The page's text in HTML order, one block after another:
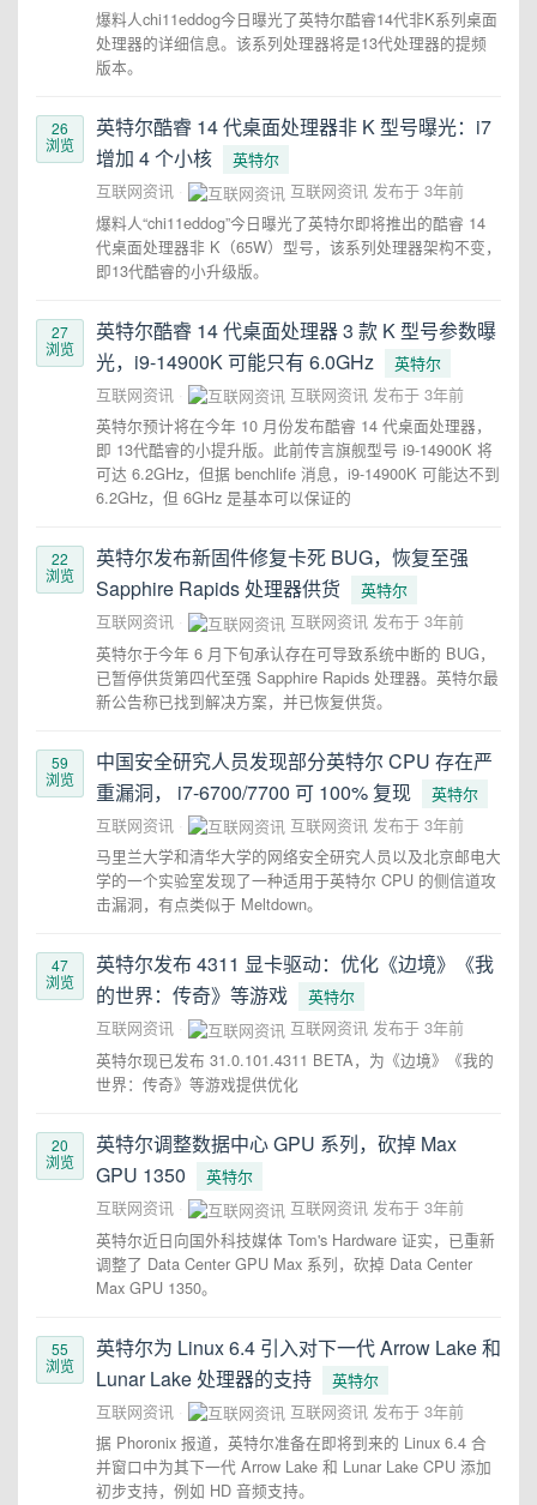
爆料人chi11eddog今日曝光了英特尔酷睿14代非K系列桌面
处理器的详细信息。该系列处理器将是13代处理器的提频
版本。
26
浏览
英特尔酷睿 14 代桌面处理器非 K 型号曝光：i7
增加 4 个小核
英特尔
互联网资讯
互联网资讯 发布于 3年前
爆料人“chi11eddog”今日曝光了英特尔即将推出的酷睿 14
代桌面处理器非 K（65W）型号，该系列处理器架构不变，
即13代酷睿的小升级版。
27
浏览
英特尔酷睿 14 代桌面处理器 3 款 K 型号参数曝
光，i9-14900K 可能只有 6.0GHz
英特尔
互联网资讯
互联网资讯 发布于 3年前
英特尔预计将在今年 10 月份发布酷睿 14 代桌面处理器，
即 13代酷睿的小提升版。此前传言旗舰型号 i9-14900K 将
可达 6.2GHz，但据 benchlife 消息，i9-14900K 可能达不到
6.2GHz，但 6GHz 是基本可以保证的
22
浏览
英特尔发布新固件修复卡死 BUG，恢复至强
Sapphire Rapids 处理器供货
英特尔
互联网资讯
互联网资讯 发布于 3年前
英特尔于今年 6 月下旬承认存在可导致系统中断的 BUG，
已暂停供货第四代至强 Sapphire Rapids 处理器。英特尔最
新公告称已找到解决方案，并已恢复供货。
59
浏览
中国安全研究人员发现部分英特尔 CPU 存在严
重漏洞， i7-6700/7700 可 100% 复现
英特尔
互联网资讯
互联网资讯 发布于 3年前
马里兰大学和清华大学的网络安全研究人员以及北京邮电大
学的一个实验室发现了一种适用于英特尔 CPU 的侧信道攻
击漏洞，有点类似于 Meltdown。
47
浏览
英特尔发布 4311 显卡驱动：优化《边境》《我
的世界：传奇》等游戏
英特尔
互联网资讯
互联网资讯 发布于 3年前
英特尔现已发布 31.0.101.4311 BETA，为《边境》《我的
世界：传奇》等游戏提供优化
20
浏览
英特尔调整数据中心 GPU 系列，砍掉 Max
GPU 1350
英特尔
互联网资讯
互联网资讯 发布于 3年前
英特尔近日向国外科技媒体 Tom's Hardware 证实，已重新
调整了 Data Center GPU Max 系列，砍掉 Data Center
Max GPU 1350。
55
浏览
英特尔为 Linux 6.4 引入对下一代 Arrow Lake 和
Lunar Lake 处理器的支持
英特尔
互联网资讯
互联网资讯 发布于 3年前
据 Phoronix 报道，英特尔准备在即将到来的 Linux 6.4 合
并窗口中为其下一代 Arrow Lake 和 Lunar Lake CPU 添加
初步支持，例如 HD 音频支持。